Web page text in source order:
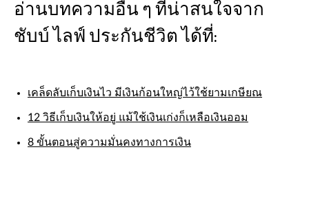
อ่านบทความอื่น ๆ ที่น่าสนใจจาก
ชับบ์ ไลฟ์ ประกันชีวิต ได้ที่:
เคล็ดลับเก็บเงินไว มีเงินก้อนใหญ่ไว้ใช้ยามเกษียณ
12 วิธีเก็บเงินให้อยู่ แม้ใช้เงินเก่งก็เหลือเงินออม
8 ขั้นตอนสู่ความมั่นคงทางการเงิน